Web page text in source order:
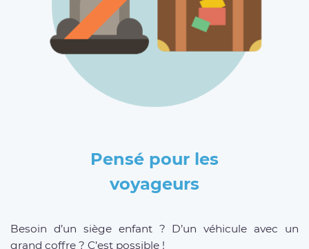
Pensé pour les
voyageurs
Besoin d’un siège enfant ? D’un véhicule avec un
grand coffre ? C’est possible !